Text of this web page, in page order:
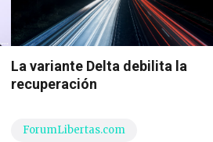
La variante Delta debilita la
recuperación
ForumLibertas.com